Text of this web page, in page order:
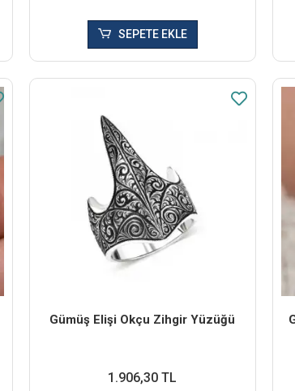
SEPETE EKLE
Gümüş Elişi Okçu Zihgir Yüzüğü
1.906,30 TL